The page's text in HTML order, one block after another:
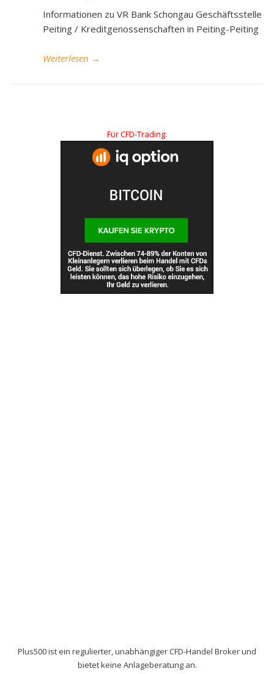
Informationen zu VR Bank Schongau Geschäftsstelle
Peiting / Kreditgenossenschaften in Peiting-Peiting
Weiterlesen →
Für CFD-Trading:
Plus500 ist ein regulierter, unabhängiger CFD-Handel Broker und
bietet keine Anlageberatung an.